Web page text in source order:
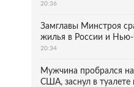
20:36
Замглавы Минстроя
жилья в России и
20:34
Мужчина пробрался
США, заснул в